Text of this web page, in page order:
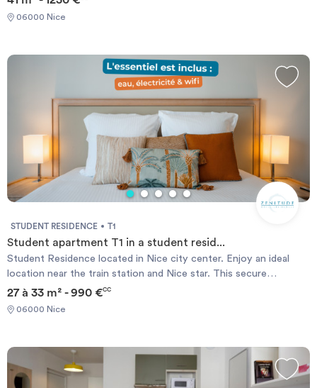
accommodation are furnished and equipped and all have bathroom
with toilet, kitchenette and office area. The type T1 apartments
06000 Nice
STUDENT RESIDENCE T1
Student apartment T1 in a student resid...
Student Residence located in Nice city center. Enjoy an ideal
location near the train station and Nice star. This secure
residence offers apartments from T1 to T2. The student
accommodation are furnished and equipped and all have bathroom
with toilet, kitchenette and office area. The type T1 apartments
27 à 33 m² - 990 €CC
06000 Nice